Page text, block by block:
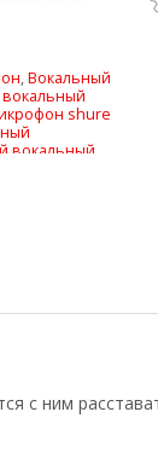
,Вокальный
вокальный
shure
вокальный
с ним